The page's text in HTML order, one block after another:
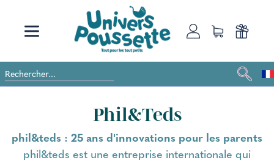
Phil&Teds
phil&teds : 25 ans d'innovations pour les parents
phil&teds est une entreprise internationale qui